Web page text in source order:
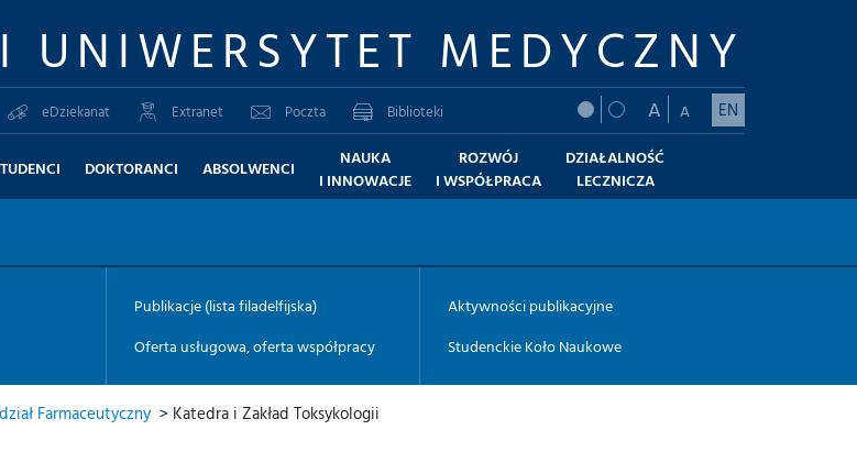
UNIWERSYTET MEDYCZNY
eDziekanat Extranet Poczta Biblioteki A A EN
DOKTORANCI ABSOLWENCI
NAUKA
I INNOWACJE
ROZWÓJ
I WSPÓŁPRACA
DZIAŁALNOŚĆ
LECZNICZA
Publikacje (lista filadelfijska)
Oferta usługowa, oferta współpracy
Aktywności publikacyjne
Studenckie Koło Naukowe
Farmaceutyczny > Katedra i Zakład Toksykologii